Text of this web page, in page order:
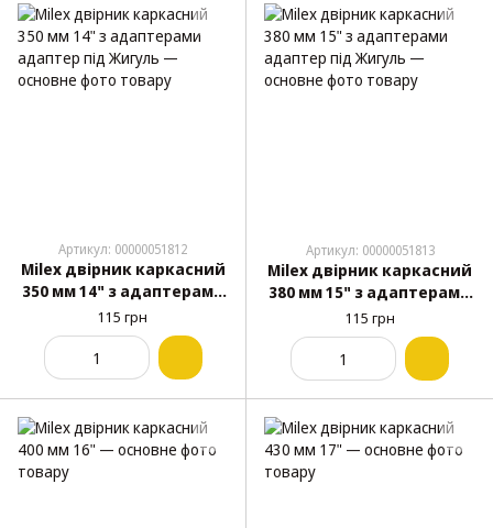
Артикул: 00000051812
Milex двірник каркасний
350 мм 14" з адаптерами
адаптер під Жигуль
115 грн
Артикул: 00000051813
Milex двірник каркасний
380 мм 15" з адаптерами
адаптер під Жигуль
115 грн